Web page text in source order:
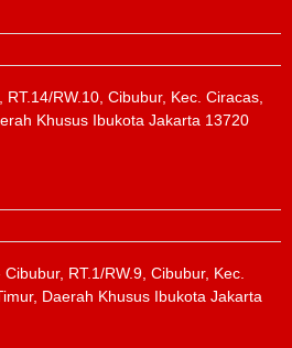
RW.10, Cibubur, Kec. Ciracas,
Khusus Ibukota Jakarta 13720
RT.1/RW.9, Cibubur, Kec.
Daerah Khusus Ibukota Jakarta